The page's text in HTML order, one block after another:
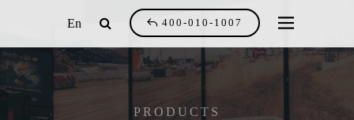
En 400-010-1007
PRODUCTS